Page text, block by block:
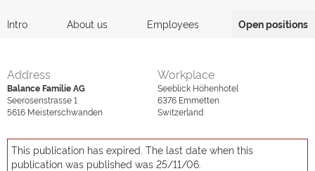
Intro About us Employees Open positions
Address
Balance Familie AG
Seerosenstrasse 1
5616 Meisterschwanden
Workplace
Seeblick Höhenhotel
6376 Emmetten
Switzerland
This publication has expired. The last date when this
publication was published was 25/11/06.